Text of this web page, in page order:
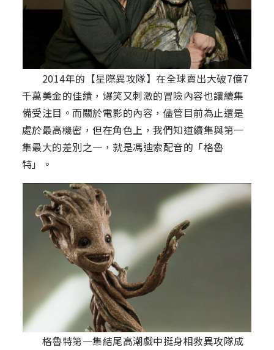
2014年的【星際異攻隊】在全球賣出大破7億7
千萬美金的佳績，爆笑又刺激的冒險內容也讓續集
備受注目。而關於電影的內容，儘管目前為止還是
處於最高機密，但在角色上，我們知道續集與第一
集最大的差別之一，就是馮迪索配音的「格魯
特」。
格魯特第一集結尾高潮戲中挺身相救異攻隊成